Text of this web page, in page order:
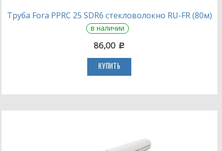
Труба Fora PPRC 25 SDR6 стекловолокно RU-FR (80м)
в наличии
86,00 c
КУПИТЬ